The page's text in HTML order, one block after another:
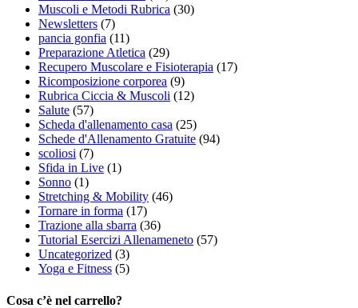
Muscoli e Metodi Rubrica (30)
Newsletters (7)
pancia gonfia (11)
Preparazione Atletica (29)
Recupero Muscolare e Fisioterapia (17)
Ricomposizione corporea (9)
Rubrica Ciccia & Muscoli (12)
Salute (57)
Scheda d'allenamento casa (25)
Schede d'Allenamento Gratuite (94)
scoliosi (7)
Sfida in Live (1)
Sonno (1)
Stretching & Mobility (46)
Tornare in forma (17)
Trazione alla sbarra (36)
Tutorial Esercizi Allenameneto (57)
Uncategorized (3)
Yoga e Fitness (5)
Cosa c’è nel carrello?